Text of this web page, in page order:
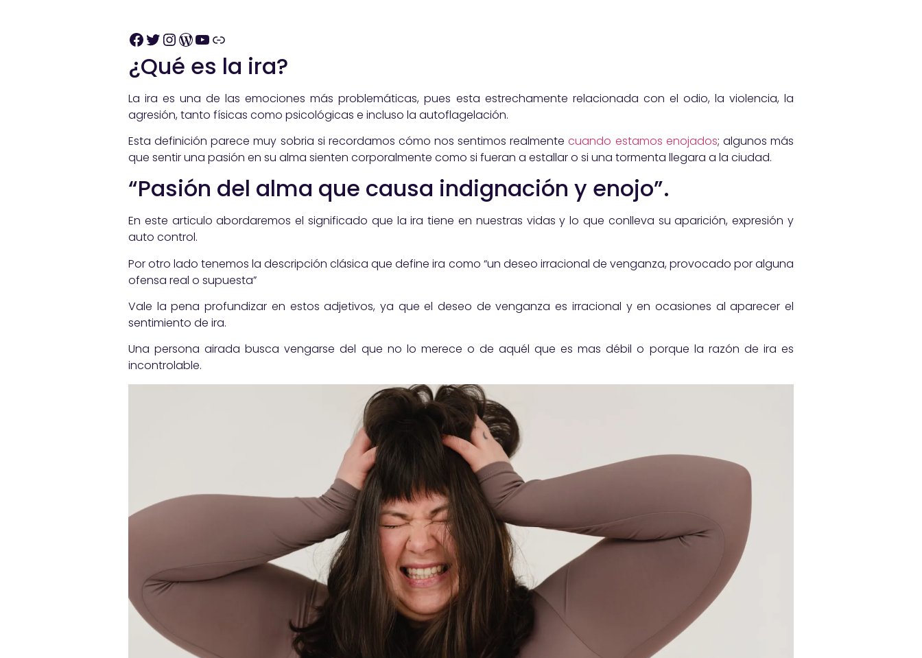
¿Qué es la ira?
La ira es una de las emociones más problemáticas, pues esta estrechamente relacionada con el odio, la violencia, la
agresión, tanto físicas como psicológicas e incluso la autoflagelación.
Esta definición parece muy sobria si recordamos cómo nos sentimos realmentecuando estamos enojados; algunos más
que sentir una pasión en su alma sienten corporalmente como si fueran a estallar o si una tormenta llegara a la ciudad.
“Pasión del alma que causa indignación y enojo”.
En este articulo abordaremos el significado que la ira tiene en nuestras vidas y lo que conlleva su aparición, expresión y
auto control.
Por otro lado tenemos la descripción clásica que define ira como “un deseo irracional de venganza, provocado por alguna
ofensa real o supuesta”
Vale la pena profundizar en estos adjetivos, ya que el deseo de venganza es irracional y en ocasiones al aparecer el
sentimiento de ira.
Una persona airada busca vengarse del que no lo merece o de aquél que es mas débil o porque la razón de ira es
incontrolable.